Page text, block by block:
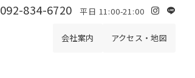
092-834-6720 平日 11:00-21:00
会社案内 アクセス・地図